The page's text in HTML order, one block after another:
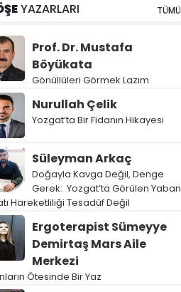
YAZARLARI TÜMÜ
Prof. Dr. Mustafa
Böyükata
Gönüllüleri Görmek Lazım
Nurullah Çelik
Yozgat’ta Bir Fidanın Hikayesi
Süleyman Arkaç
Doğayla Kavga Değil, Denge
Gerek: Yozgat’ta Görülen Yaban
Hareketliliği Tesadüf Değil
Ergoterapist Sümeyye
Demirtaş Mars Aile
Merkezi
Ötesinde Bir Yaz